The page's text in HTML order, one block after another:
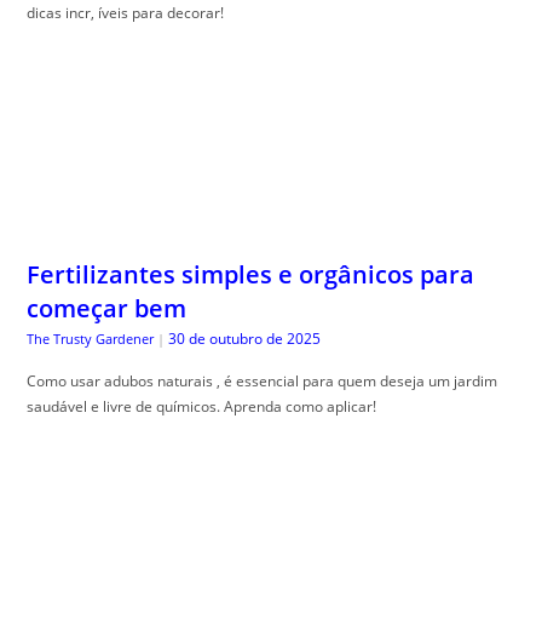
dicas incr, íveis para decorar!
Fertilizantes simples e orgânicos para
começar bem
The Trusty Gardener | 30 de outubro de 2025
Como usar adubos naturais , é essencial para quem deseja um jardim
saudável e livre de químicos. Aprenda como aplicar!